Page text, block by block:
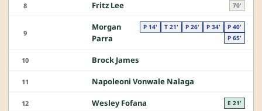
8 Fritz Lee 70'
9
Morgan
Parra
P 14' T 21' P 26' P 34'
P 40'
P 65'
10 Brock James
11 Napoleoni Vonwale Nalaga
12 Wesley Fofana E 21'